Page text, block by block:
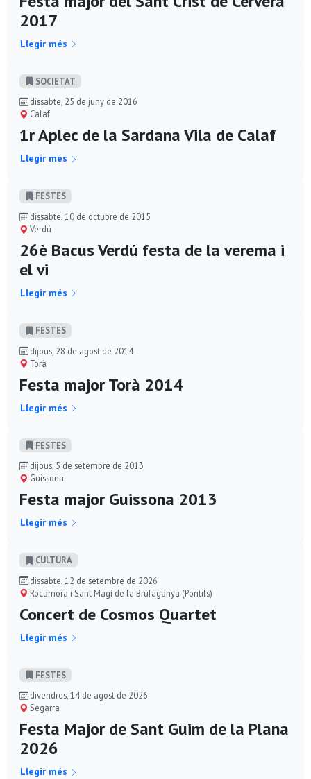
2017
Llegir més
SOCIETAT
dissabte, 25 de juny de 2016
Calaf
1r Aplec de la Sardana Vila de Calaf
Llegir més
FESTES
dissabte, 10 de octubre de 2015
Verdú
26è Bacus Verdú festa de la verema i
el vi
Llegir més
FESTES
dijous, 28 de agost de 2014
Torà
Festa major Torà 2014
Llegir més
FESTES
dijous, 5 de setembre de 2013
Guissona
Festa major Guissona 2013
Llegir més
CULTURA
dissabte, 12 de setembre de 2026
Rocamora i Sant Magí de la Brufaganya (Pontils)
Concert de Cosmos Quartet
Llegir més
FESTES
divendres, 14 de agost de 2026
Segarra
Festa Major de Sant Guim de la Plana
2026
Llegir més